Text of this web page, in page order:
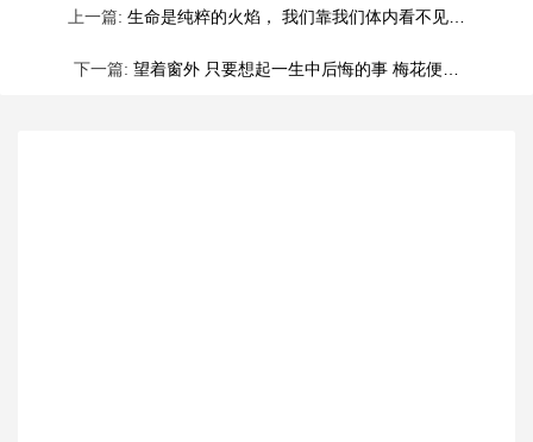
上一篇: 生命是纯粹的火焰， 我们靠我们体内看不见…
下一篇: 望着窗外 只要想起一生中后悔的事 梅花便…